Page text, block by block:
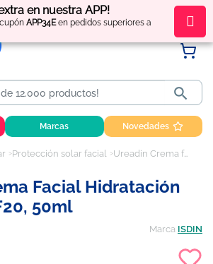
en nuestra APP!
APP34Een pedidos superiores a
y obténpuntos por tus compras

Marcas Novedades
Protección solar facial Ureadin Crema facial Hidratación Intensa SPF20, 50ml
Facial Hidratación
50ml
Marca ISDIN